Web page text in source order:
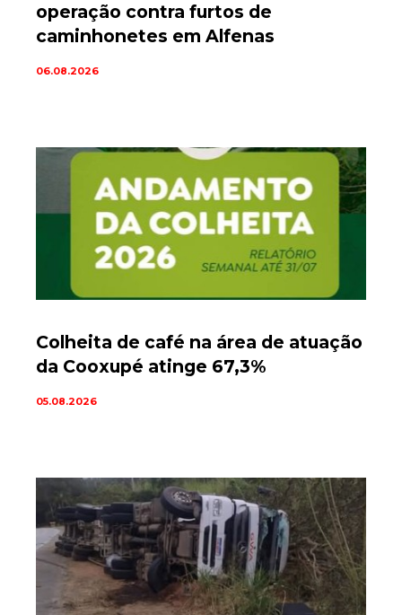
operação contra furtos de
caminhonetes em Alfenas
06.08.2026
Colheita de café na área de atuação
da Cooxupé atinge 67,3%
05.08.2026